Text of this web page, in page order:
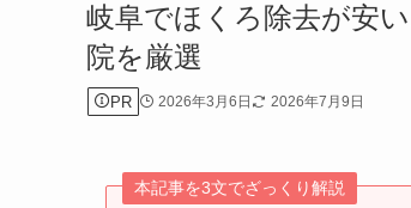
岐阜でほくろ除去が安
院を厳選
PR 2026年3月6日 2026年7月9日
本記事を3文でざっくり解説